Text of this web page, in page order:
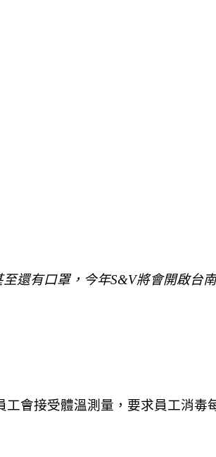
還有口罩，今年S&V將會開啟台
會接受體溫測量，要求員工消毒